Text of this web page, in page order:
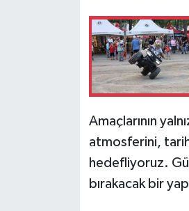
Amaçlarının
atmosferini,
hedefliyoruz.
bırakacak bir
KÜLTÜR SANAT
MAGAZİN
Otomobil
POLİTİKA